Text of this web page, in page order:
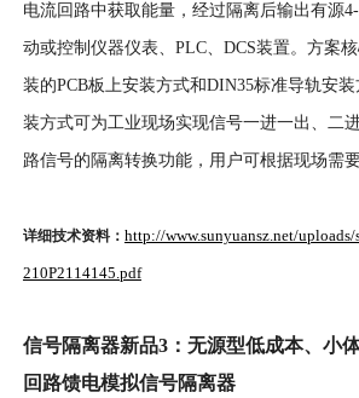
电流回路中获取能量，经过隔离后输出有源
动或控制仪器仪表、PLC、DCS装置。方案
装的PCB板上安装方式和DIN35标准导轨安
装方式可为工业现场实现信号一进一出、二
路信号的隔离转换功能，用户可根据现场需要
详细技术资料： http://www.sunyuansz.net/
210P2114145.pdf
信号隔离器新品3：无源型低成本、小
回路馈电模拟信号隔离器